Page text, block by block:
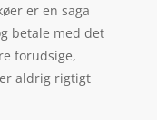
er en saga
betale med det
forudsige,
aldrig rigtigt